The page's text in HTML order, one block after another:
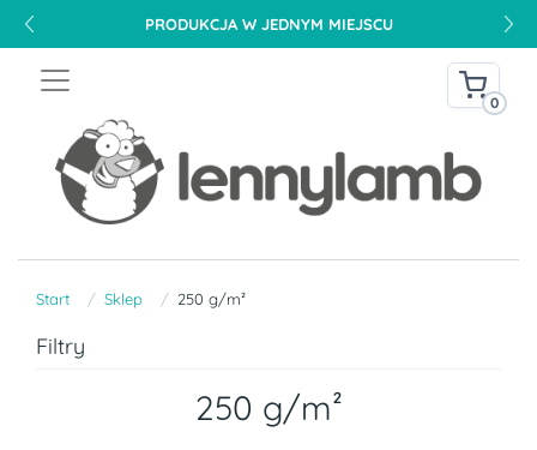
DARMOWA DOSTAWA NA TERENIE POLSKI OD 240 PLN
0
Start Sklep 250 g/m²
Filtry
250 g/m²